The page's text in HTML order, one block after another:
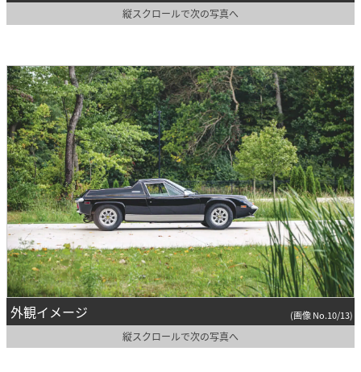
縦スクロールで次の写真へ
外観イメージ (画像 No.10/13)
縦スクロールで次の写真へ